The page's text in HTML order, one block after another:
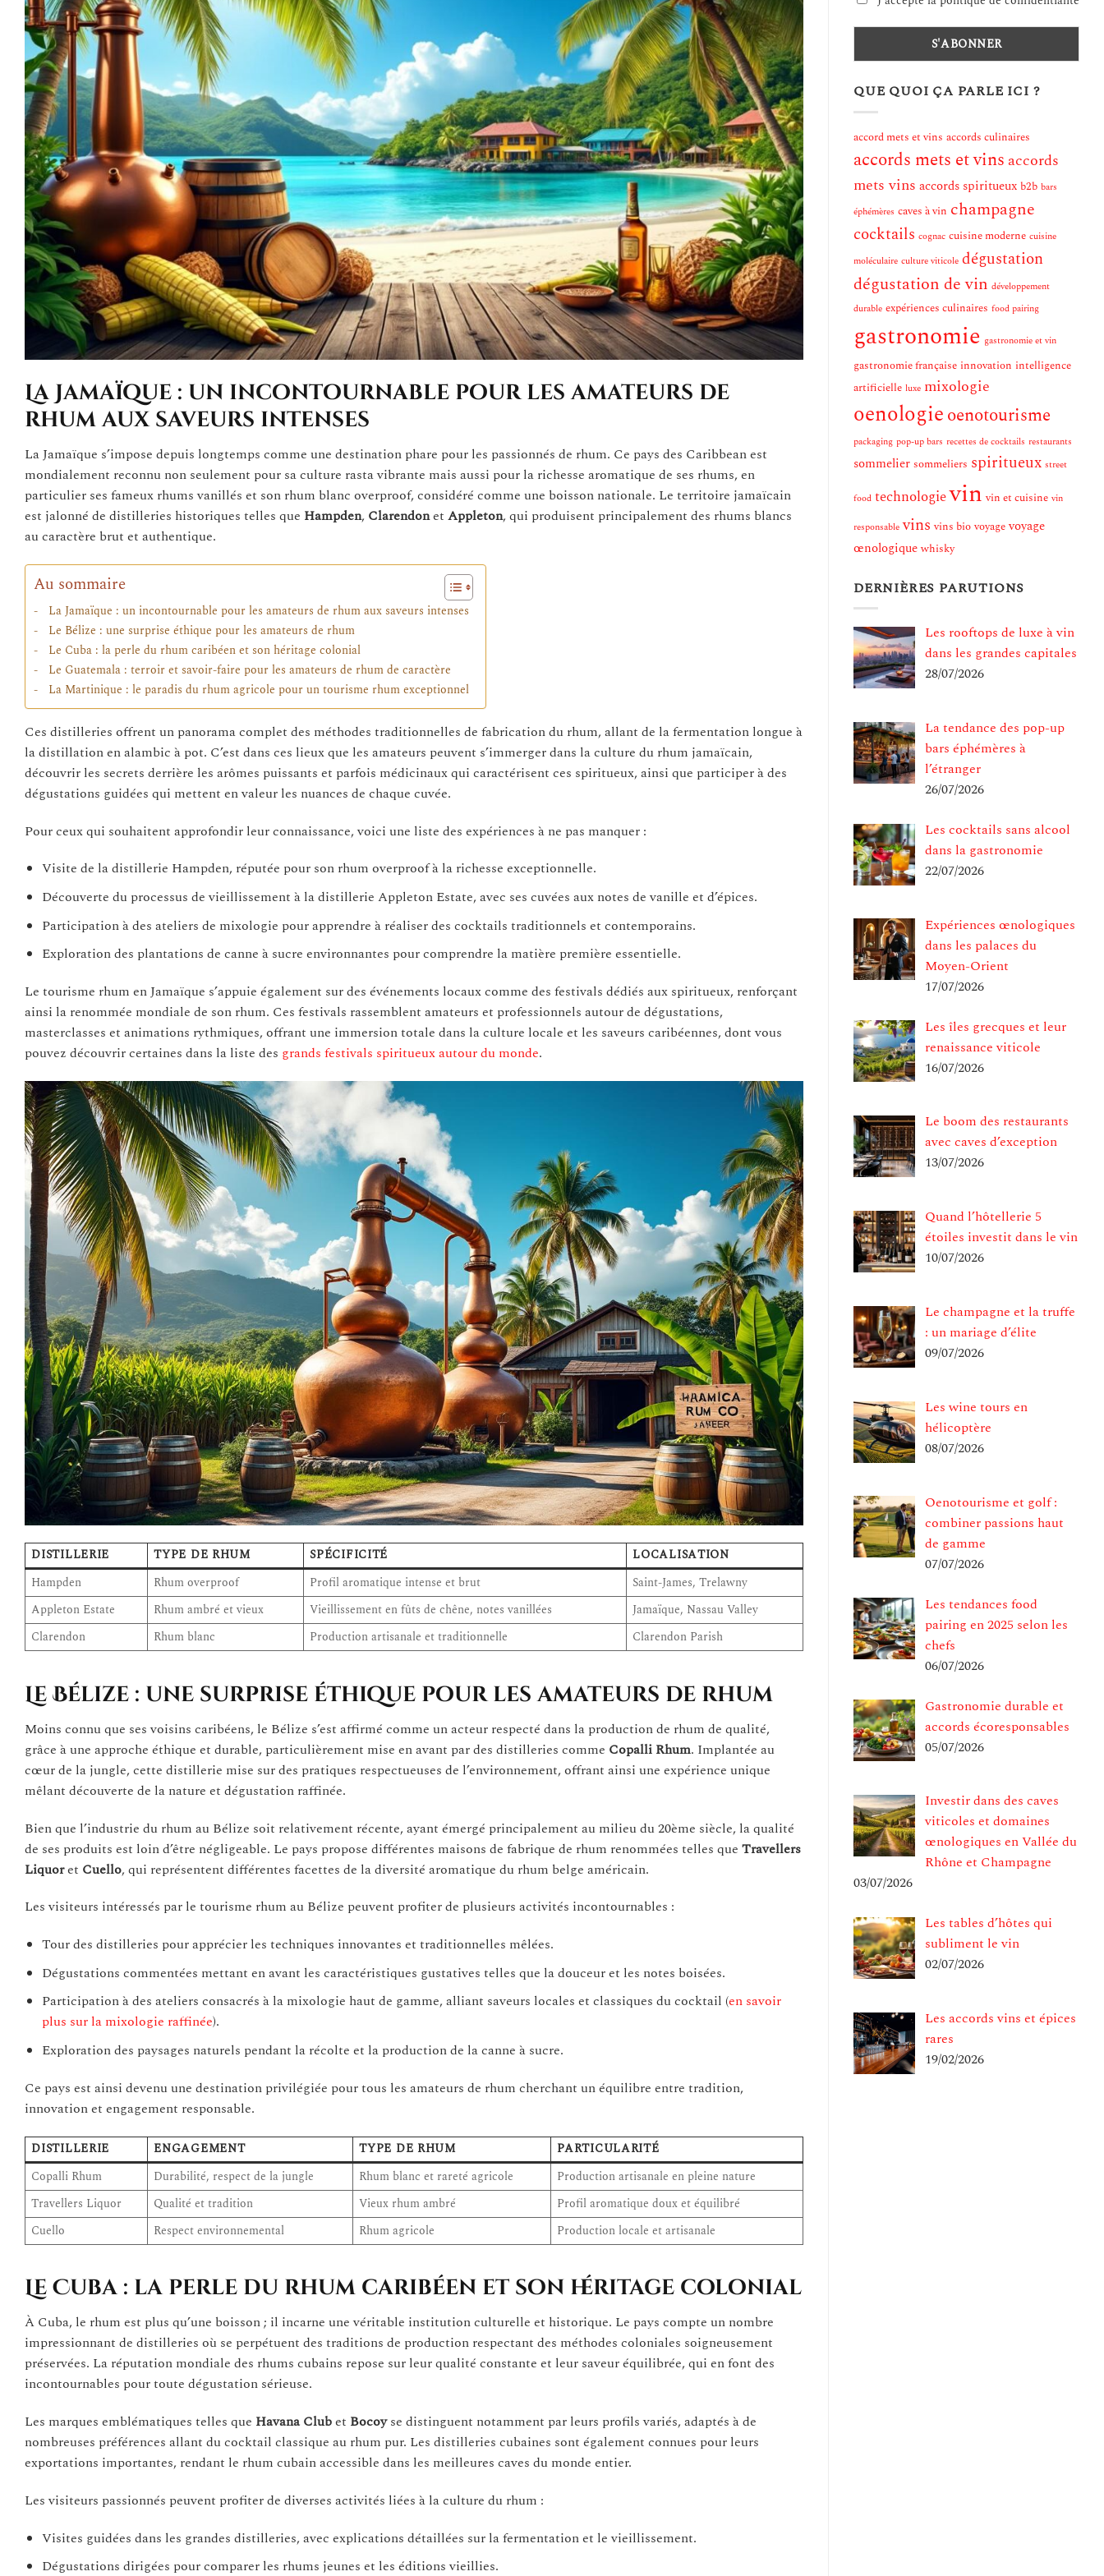
La Jamaïque : un incontournable pour les amateurs de
rhum aux saveurs intenses
La Jamaïque s’impose depuis longtemps comme une destination phare pour les passionnés de rhum. Ce pays des Caribbean est
mondialement reconnu non seulement pour sa culture rasta vibrante mais aussi pour la richesse aromatique de ses rhums, en
particulier ses fameux rhums vanillés et son rhum blanc overproof, considéré comme une boisson nationale. Le territoire jamaïcain
est jalonné de distilleries historiques telles que Hampden, Clarendonet Appleton, qui produisent principalement des rhums blancs
au caractère brut et authentique.
Au sommaire
La Jamaïque : un incontournable pour les amateurs de rhum aux saveurs intenses
Le Bélize : une surprise éthique pour les amateurs de rhum
Le Cuba : la perle du rhum caribéen et son héritage colonial
Le Guatemala : terroir et savoir-faire pour les amateurs de rhum de caractère
La Martinique : le paradis du rhum agricole pour un tourisme rhum exceptionnel
Ces distilleries offrent un panorama complet des méthodes traditionnelles de fabrication du rhum, allant de la fermentation longue à
la distillation en alambic à pot. C’est dans ces lieux que les amateurs peuvent s’immerger dans la culture du rhum jamaïcain,
découvrir les secrets derrière les arômes puissants et parfois médicinaux qui caractérisent ces spiritueux, ainsi que participer à des
dégustations guidées qui mettent en valeur les nuances de chaque cuvée.
Pour ceux qui souhaitent approfondir leur connaissance, voici une liste des expériences à ne pas manquer :
Visite de la distillerie Hampden, réputée pour son rhum overproof à la richesse exceptionnelle.
Découverte du processus de vieillissement à la distillerie Appleton Estate, avec ses cuvées aux notes de vanille et d’épices.
Participation à des ateliers de mixologie pour apprendre à réaliser des cocktails traditionnels et contemporains.
Exploration des plantations de canne à sucre environnantes pour comprendre la matière première essentielle.
Le tourisme rhum en Jamaïque s’appuie également sur des événements locaux comme des festivals dédiés aux spiritueux, renforçant
ainsi la renommée mondiale de son rhum. Ces festivals rassemblent amateurs et professionnels autour de dégustations,
masterclasses et animations rythmiques, offrant une immersion totale dans la culture locale et les saveurs caribéennes, dont vous
pouvez découvrir certaines dans la liste des grands festivals spiritueux autour du monde.
DISTILLERIE TYPE DE RHUM SPÉCIFICITÉ
LOCALISATION
Hampden
Rhum overproof Profil aromatique intense et brut
Saint-James, Trelawny
Appleton Estate
Rhum ambré et vieux Vieillissement en fûts de chêne, notes vanillées
Jamaïque, Nassau Valley
Clarendon
Rhum blanc Production artisanale et traditionnelle Clarendon Parish
Le Bélize : une surprise éthique pour les amateurs de rhum
Moins connu que ses voisins caribéens, le Bélize s’est affirmé comme un acteur respecté dans la production de rhum de qualité,
grâce à une approche éthique et durable, particulièrement mise en avant par des distilleries comme Copalli Rhum. Implantée au
cœur de la jungle, cette distillerie mise sur des pratiques respectueuses de l’environnement, offrant ainsi une expérience unique
mêlant découverte de la nature et dégustation raffinée.
Bien que l’industrie du rhum au Bélize soit relativement récente, ayant émergé principalement au milieu du 20ème siècle, la qualité
de ses produits est loin d’être négligeable. Le pays propose différentes maisons de fabrique de rhum renommées telles que Travellers
Liquoret Cuello, qui représentent différentes facettes de la diversité aromatique du rhum belge américain.
Les visiteurs intéressés par le tourisme rhum au Bélize peuvent profiter de plusieurs activités incontournables :
Tour des distilleries pour apprécier les techniques innovantes et traditionnelles mêlées.
Dégustations commentées mettant en avant les caractéristiques gustatives telles que la douceur et les notes boisées.
Participation à des ateliers consacrés à la mixologie haut de gamme, alliant saveurs locales et classiques du cocktail (en savoir
plus sur la mixologie raffinée).
Exploration des paysages naturels pendant la récolte et la production de la canne à sucre.
Ce pays est ainsi devenu une destination privilégiée pour tous les amateurs de rhum cherchant un équilibre entre tradition,
innovation et engagement responsable.
DISTILLERIE ENGAGEMENT TYPE DE RHUM
PARTICULARITÉ
Copalli Rhum
Durabilité, respect de la jungle Rhum blanc et rareté agricole
Production artisanale en pleine nature
Travellers Liquor
Qualité et tradition Vieux rhum ambré
Profil aromatique doux et équilibré
Cuello
Respect environnemental Rhum agricole Production locale et artisanale
Le Cuba : la perle du rhum caribéen et son héritage colonial
À Cuba, le rhum est plus qu’une boisson ; il incarne une véritable institution culturelle et historique. Le pays compte un nombre
impressionnant de distilleries où se perpétuent des traditions de production respectant des méthodes coloniales soigneusement
préservées. La réputation mondiale des rhums cubains repose sur leur qualité constante et leur saveur équilibrée, qui en font des
incontournables pour toute dégustation sérieuse.
Les marques emblématiques telles que Havana Clubet Bocoyse distinguent notamment par leurs profils variés, adaptés à de
nombreuses préférences allant du cocktail classique au rhum pur. Les distilleries cubaines sont également connues pour leurs
exportations importantes, rendant le rhum cubain accessible dans les meilleures caves du monde entier.
Les visiteurs passionnés peuvent profiter de diverses activités liées à la culture du rhum :
Visites guidées dans les grandes distilleries, avec explications détaillées sur la fermentation et le vieillissement.
Dégustations dirigées pour comparer les rhums jeunes et les éditions vieillies.
QUE QUOI ÇA PARLE ICI ?
accord mets et vins accords culinaires
accords mets et vins accords
mets vins accords spiritueux b2b bars
éphémères caves à vin champagne
cocktails cognac cuisine moderne cuisine
moléculaire culture viticole dégustation
dégustation de vin développement
durable expériences culinaires food pairing
gastronomie gastronomie et vin
gastronomie française innovation intelligence
artificielle luxe mixologie
oenologieoenotourisme
packaging pop-up bars recettes de cocktails restaurants
sommelier sommeliers spiritueux street
food technologievin vin et cuisine vin
responsable vins vins bio voyage voyage
œnologique whisky
DERNIÈRES PARUTIONS
Les rooftops de luxe à vin
dans les grandes capitales
28/07/2026
La tendance des pop-up
bars éphémères à
l’étranger
26/07/2026
Les cocktails sans alcool
dans la gastronomie
22/07/2026
Expériences œnologiques
dans les palaces du
Moyen-Orient
17/07/2026
Les îles grecques et leur
renaissance viticole
16/07/2026
Le boom des restaurants
avec caves d’exception
13/07/2026
Quand l’hôtellerie 5
étoiles investit dans le vin
10/07/2026
Le champagne et la truffe
: un mariage d’élite
09/07/2026
Les wine tours en
hélicoptère
08/07/2026
Oenotourisme et golf :
combiner passions haut
de gamme
07/07/2026
Les tendances food
pairing en 2025 selon les
chefs
06/07/2026
Gastronomie durable et
accords écoresponsables
05/07/2026
Investir dans des caves
viticoles et domaines
œnologiques en Vallée du
Rhône et Champagne
03/07/2026
Les tables d’hôtes qui
subliment le vin
02/07/2026
Les accords vins et épices
rares
19/02/2026